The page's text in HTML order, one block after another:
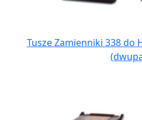
Tusze Zamienniki 338 do